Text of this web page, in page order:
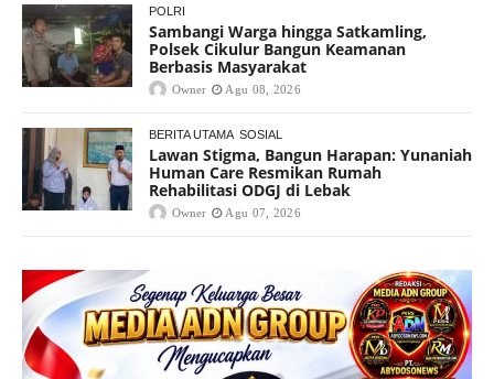
POLRI
Sambangi Warga hingga Satkamling,
Polsek Cikulur Bangun Keamanan
Berbasis Masyarakat
Owner Agu 08, 2026
BERITA UTAMA SOSIAL
Lawan Stigma, Bangun Harapan: Yunaniah
Human Care Resmikan Rumah
Rehabilitasi ODGJ di Lebak
Owner Agu 07, 2026